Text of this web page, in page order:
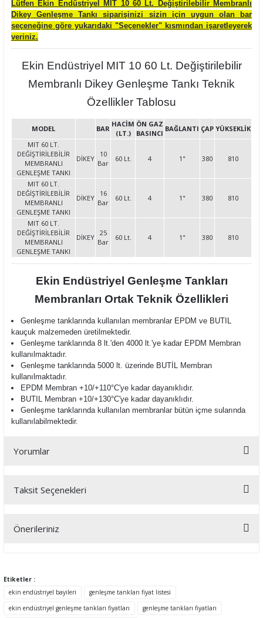
Lütfen Ekin Endüstriyel MIT 10 60 Lt. Değiştirilebilir Membranlı
Dikey Genleşme Tankı siparişinizi sizin için uygun olan bar
seçeneğine göre yukarıdaki "Seçenekler" kısmından işaretleyerek
veriniz.
Ekin Endüstriyel MIT 10 60 Lt. Değiştirilebilir
Membranlı Dikey Genleşme Tankı Teknik
Özellikler Tablosu
MODEL BAR
HACİM
(LT.)
ÖN GAZ
BASINCI
BAĞLANTI ÇAP YÜKSEKLİK
MIT 60 LT.
DEĞİŞTİRİLEBİLİR
MEMBRANLI
GENLEŞME TANKI
DİKEY
10
Bar
60 Lt. 4 1" 380 810
MIT 60 LT.
DEĞİŞTİRİLEBİLİR
MEMBRANLI
GENLEŞME TANKI
DİKEY
16
Bar
60 Lt. 4 1" 380 810
MIT 60 LT.
DEĞİŞTİRİLEBİLİR
MEMBRANLI
GENLEŞME TANKI
DİKEY
25
Bar
60 Lt. 4 1" 380 810
Ekin Endüstriyel Genleşme Tankları
Membranları Ortak Teknik Özellikleri
Genleşme tanklarında kullanılan membranlar EPDM ve BUTIL
kauçuk malzemeden üretilmektedir.
Genleşme tanklarında 8 lt.'den 4000 lt.'ye kadar EPDM Membran
kullanılmaktadır.
Genleşme tanklarında 5000 lt. üzerinde BUTİL Membran
kullanılmaktadır.
EPDM Membran +10/+110°C'ye kadar dayanıklıdır.
BUTIL Membran +10/+130°C'ye kadar dayanıklıdır.
Genleşme tanklarında kullanılan membranlar bütün içme sularında
kullanılabilmektedir.
Yorumlar
Bu ürüne ilk yorumu siz yapın!
Taksit Seçenekleri
Önerileriniz
tarafımıza iletebilirsiniz.
Görüş ve önerileriniz için teşekkür ederiz.
Etiketler :
ekin endüstriyel bayileri
genleşme tankları fiyat listesi
ekin endüstriyel genleşme tankları fiyatları
genleşme tankları fiyatları